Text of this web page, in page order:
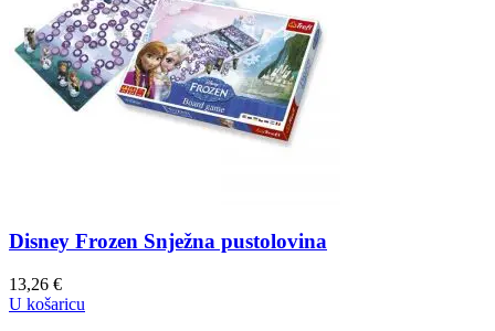
Disney Frozen Snježna pustolovina
13,26 €
U košaricu